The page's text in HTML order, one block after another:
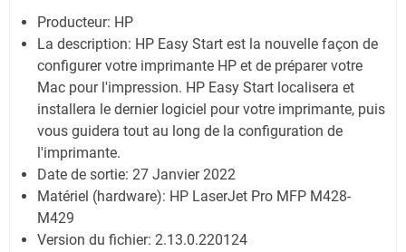
Producteur: HP
La description: HP Easy Start est la nouvelle façon de
configurer votre imprimante HP et de préparer votre
Mac pour l'impression. HP Easy Start localisera et
installera le dernier logiciel pour votre imprimante, puis
vous guidera tout au long de la configuration de
l'imprimante.
Date de sortie: 27 Janvier 2022
Matériel (hardware): HP LaserJet Pro MFP M428-
M429
Version du fichier: 2.13.0.220124